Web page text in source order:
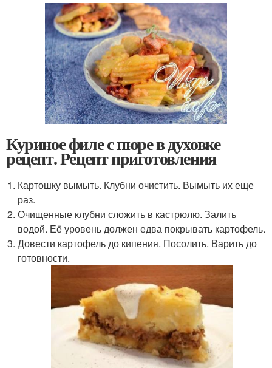
Куриное филе с пюре в духовке
рецепт. Рецепт приготовления
Картошку вымыть. Клубни очистить. Вымыть их еще
раз.
Очищенные клубни сложить в кастрюлю. Залить
водой. Её уровень должен едва покрывать картофель.
Довести картофель до кипения. Посолить. Варить до
готовности.